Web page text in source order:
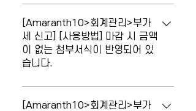
증을 진행한 경우 발생하는 오류입니다. 참
고로 저장경로의 'eosdata' 폴더의 파일
중 확장자가 .douzone인 파일이 비암호화
파일입니다. 파일을 잘못 선택하지 않도록
주의 바랍니다.
'신고대상 사업자(주민)등록번호가 아닙니
다.' 파일제작 시 입력한 홈택스ID와 실제
홈택스 로그인한 ID가 다른 경우 발생하는
오류입니다. 파일제작 시 홈택스ID는 시스
템설정 > 조직관리 > [사업장관리] 메뉴의
[Amaranth10>회계관리>부가
세 신고] [사용방법] 마감 시 금액
이 없는 첨부서식이 반영되어 있
습니다.
[부가세신고서] 마감 시 금액이 없는 첨부
서식이 반영되어 있습니다. 전자신고 부가
[Amaranth10>회계관리>부가